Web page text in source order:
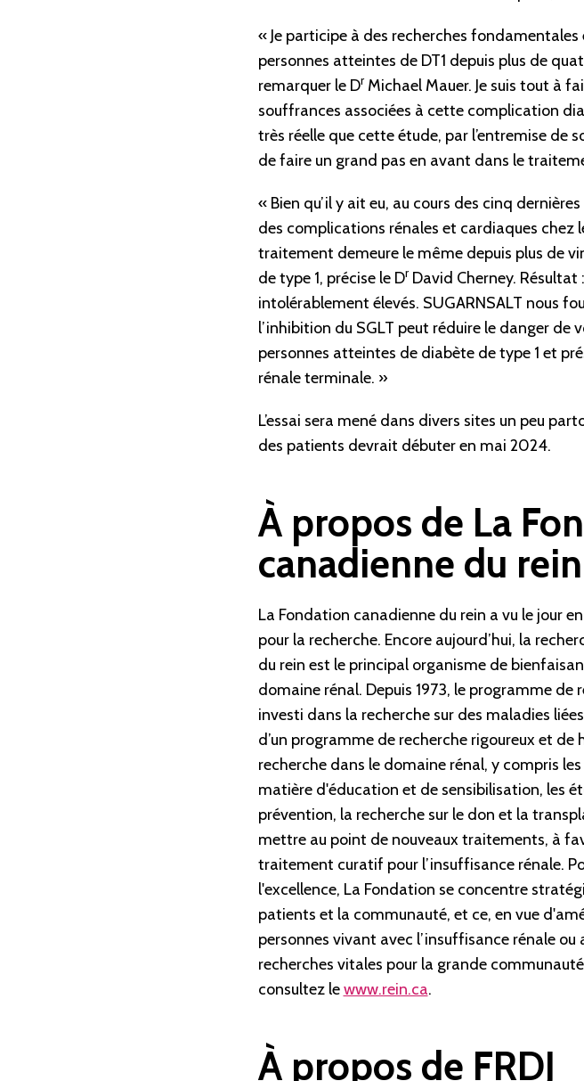
« Je participe à des recherches
personnes atteintes de DT1 depuis plus de
remarquer le DrMichael Mauer. Je suis tout à
souffrances associées à cette complication
très réelle que cette étude, par l’entremise de
de faire un grand pas en avant dans le
« Bien qu’il y ait eu, au cours des cinq
des complications rénales et cardiaques chez
traitement demeure le même depuis plus de
de type 1, précise le DrDavid Cherney. Résultat
intolérablement élevés. SUGARNSALT nous
l’inhibition du SGLT peut réduire le danger de
personnes atteintes de diabète de type 1 et
rénale terminale. »
L’essai sera mené dans divers sites un peu
des patients devrait débuter en mai 2024.
À propos de La
canadienne du rein
La Fondation canadienne du rein a vu le jour
pour la recherche. Encore aujourd’hui, la
du rein est le principal organisme de
domaine rénal. Depuis 1973, le programme
investi dans la recherche sur des maladies
d’un programme de recherche rigoureux et
recherche dans le domaine rénal, y compris
matière d'éducation et de sensibilisation, les
prévention, la recherche sur le don et la
mettre au point de nouveaux traitements, à
traitement curatif pour l’insuffisance rénale.
l'excellence, La Fondation se concentre
patients et la communauté, et ce, en vue
personnes vivant avec l’insuffisance rénale
recherches vitales pour la grande
consultez lewww.rein.ca.
À propos de FRDJ